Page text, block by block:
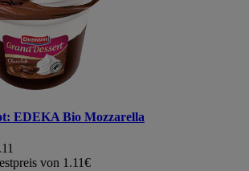
EDEKA Bio Mozzarella
von 1.11€